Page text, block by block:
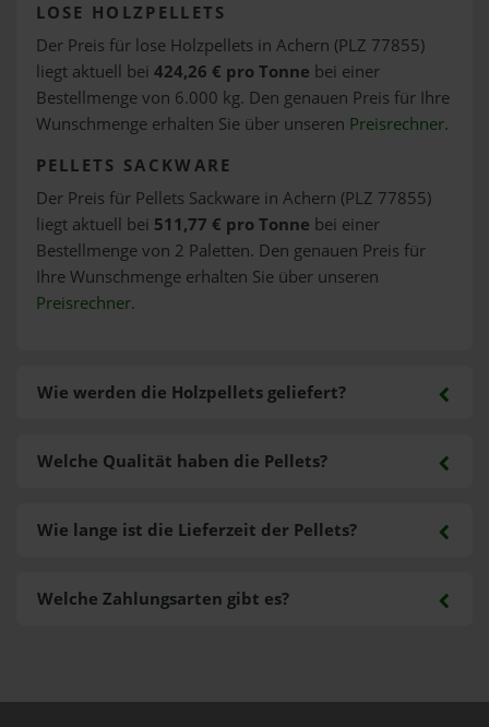
LOSE HOLZPELLETS
Der Preis für lose Holzpellets in Achern (PLZ 77855)
liegt aktuell bei 424,26 € pro Tonne bei einer
Bestellmenge von 6.000 kg. Den genauen Preis für Ihre
Wunschmenge erhalten Sie über unseren Preisrechner.
PELLETS SACKWARE
Der Preis für Pellets Sackware in Achern (PLZ 77855)
liegt aktuell bei 511,77 € pro Tonne bei einer
Bestellmenge von 2 Paletten. Den genauen Preis für
Ihre Wunschmenge erhalten Sie über unseren
Preisrechner.
Wie werden die Holzpellets geliefert?
Welche Zahlungsarten gibt es?
Welche Qualität haben die Pellets?
Wie lange ist die Lieferzeit der Pellets?